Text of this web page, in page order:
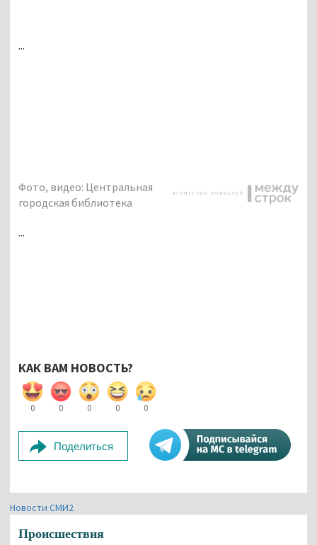
...
Фото, видео: Центральная
городская библиотека
...
КАК ВАМ НОВОСТЬ?
0 0 0 0 0
Поделиться
Новости СМИ2
Происшествия